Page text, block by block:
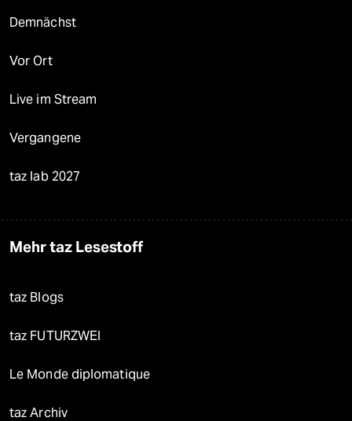
Demnächst
Vor Ort
Live im Stream
Vergangene
taz lab 2027
Mehr taz Lesestoff
taz Blogs
taz FUTURZWEI
Le Monde diplomatique
taz Archiv